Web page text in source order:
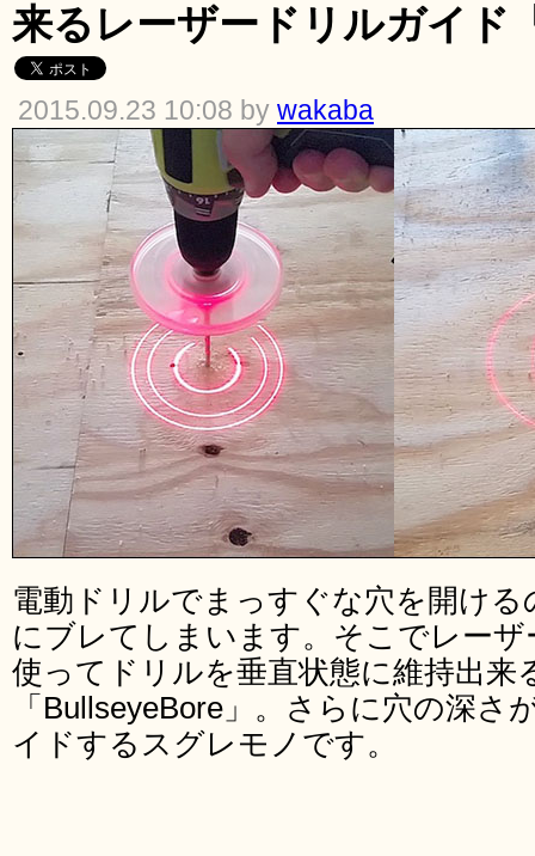
来るレーザードリルガイ
2015.09.23 10:08 by wakaba
電動ドリルでまっすぐな穴を開け
にブレてしまいます。そこでレー
使ってドリルを垂直状態に維持出来
「BullseyeBore」。さらに穴の深
イドするスグレモノです。